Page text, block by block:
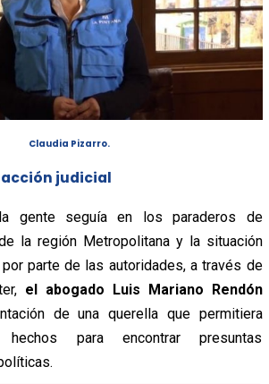
Claudia Pizarro.
judicial
la gente seguía en los paraderos de
la región Metropolitana y la situación
por parte de las autoridades, a través de
el abogado Luis Mariano Rendón
de una querella que permitiera
para encontrar presuntas